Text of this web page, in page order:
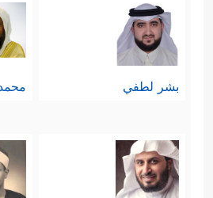
بشر لطفي